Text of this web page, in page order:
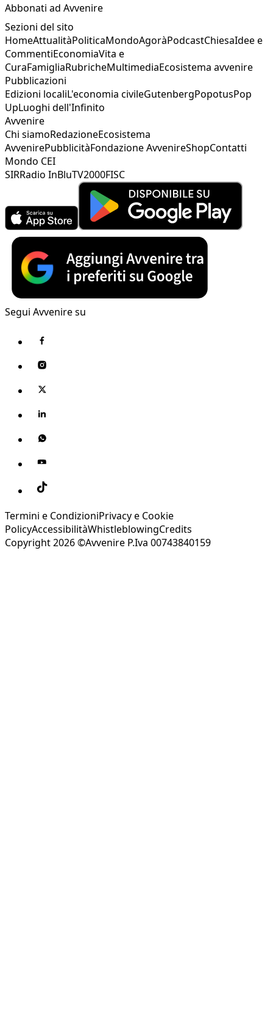
Abbonati ad Avvenire
Sezioni del sito
HomeAttualitàPoliticaMondoAgoràPodcastChiesaIdee e
CommentiEconomiaVita e
CuraFamigliaRubricheMultimediaEcosistema avvenire
Pubblicazioni
Edizioni localiL'economia civileGutenbergPopotusPop
UpLuoghi dell'Infinito
Avvenire
Chi siamoRedazioneEcosistema
AvvenirePubblicitàFondazione AvvenireShopContatti
Mondo CEI
SIRRadio InBluTV2000FISC
Segui Avvenire su
Termini e CondizioniPrivacy e Cookie
PolicyAccessibilitàWhistleblowingCredits
Copyright 2026 ©Avvenire P.Iva 00743840159